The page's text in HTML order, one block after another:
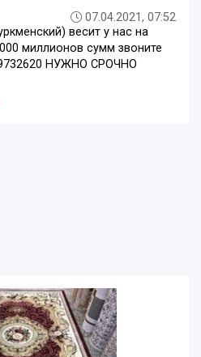
07.04.2021, 07:52
весит у нас на
миллионов сумм звоните
НУЖНО СРОЧНО